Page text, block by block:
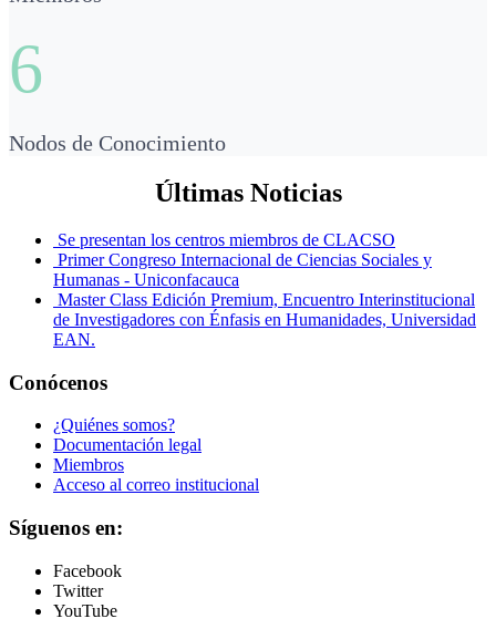
6
Nodos de Conocimiento
Últimas Noticias
Se presentan los centros miembros de CLACSO
Primer Congreso Internacional de Ciencias Sociales y
Humanas - Uniconfacauca
Master Class Edición Premium, Encuentro Interinstitucional
de Investigadores con Énfasis en Humanidades, Universidad
EAN.
Conócenos
¿Quiénes somos?
Documentación legal
Miembros
Acceso al correo institucional
Síguenos en:
Facebook
Twitter
YouTube